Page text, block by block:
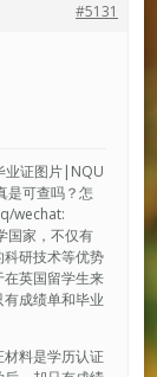
#5131
业证图片|NQU
是可查吗？怎
wechat:
国家，不仅有
研技术等优势
英国留学生来
成绩单和毕业
料是学历认证